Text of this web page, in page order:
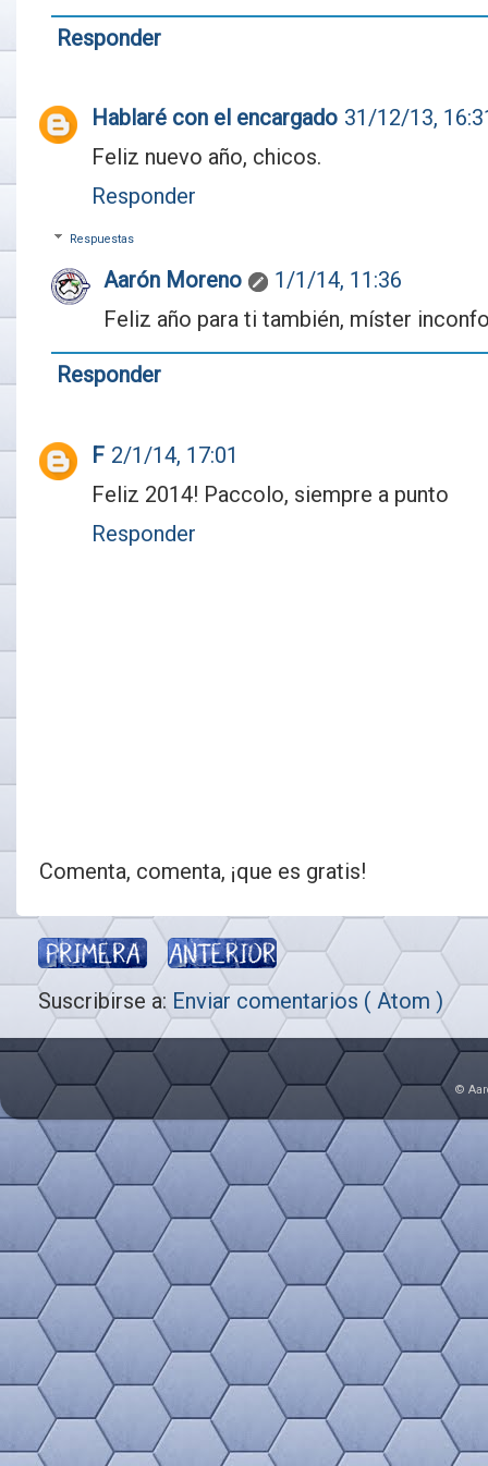
Responder
Hablaré con el encargado 31/12/13,
Feliz nuevo año, chicos.
Responder
Respuestas
Aarón Moreno
1/1/14, 11:36
Feliz año para ti también, míster
Responder
F 2/1/14, 17:01
Feliz 2014! Paccolo, siempre a punto
Responder
Comenta, comenta, ¡que es gratis!
Suscribirse a: Enviar comentarios ( Atom )
©